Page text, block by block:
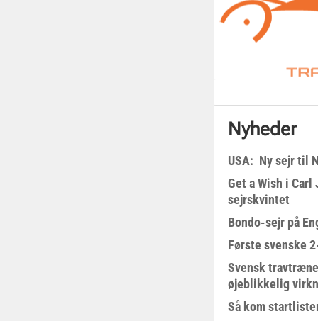
Nyheder
USA: Ny sejr til
Get a Wish i Carl
sejrskvintet
Bondo-sejr på
Første svenske
Svensk
øjeblikkelig
Så kom